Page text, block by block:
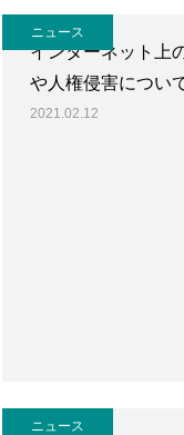
ニュース
インターネット上
や人権侵害につい
2021.02.12
ニュース